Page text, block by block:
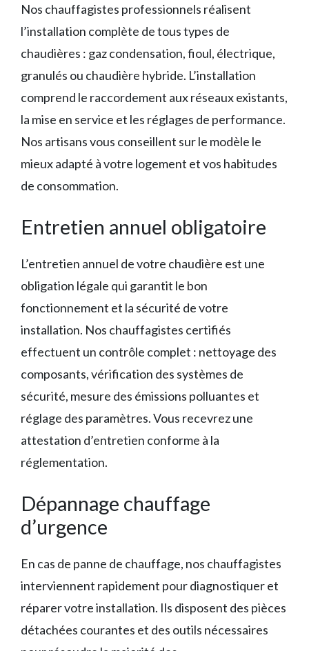
Nos chauffagistes professionnels réalisent
l’installation complète de tous types de
chaudières : gaz condensation, fioul, électrique,
granulés ou chaudière hybride. L’installation
comprend le raccordement aux réseaux existants,
la mise en service et les réglages de performance.
Nos artisans vous conseillent sur le modèle le
mieux adapté à votre logement et vos habitudes
de consommation.
Entretien annuel obligatoire
L’entretien annuel de votre chaudière est une
obligation légale qui garantit le bon
fonctionnement et la sécurité de votre
installation. Nos chauffagistes certifiés
effectuent un contrôle complet : nettoyage des
composants, vérification des systèmes de
sécurité, mesure des émissions polluantes et
réglage des paramètres. Vous recevrez une
attestation d’entretien conforme à la
réglementation.
Dépannage chauffage
d’urgence
En cas de panne de chauffage, nos chauffagistes
interviennent rapidement pour diagnostiquer et
réparer votre installation. Ils disposent des pièces
détachées courantes et des outils nécessaires